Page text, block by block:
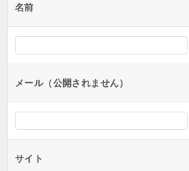
ー
シ
ン
名前
メール（公開されません）
サイト